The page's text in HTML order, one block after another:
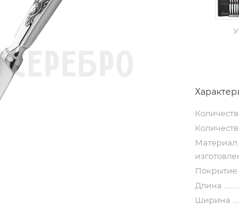
Материал
Покрытие
Длина
Ширина